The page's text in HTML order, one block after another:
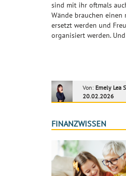
sind mit ihr oftmals
Wände brauchen
ersetzt werden und
organisiert werden.
Von: Emely Lea
20.02.2026
FINANZWISSEN